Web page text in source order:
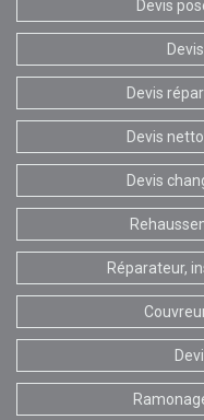
Devis
Devis
Devis
Devis
Réparateur,